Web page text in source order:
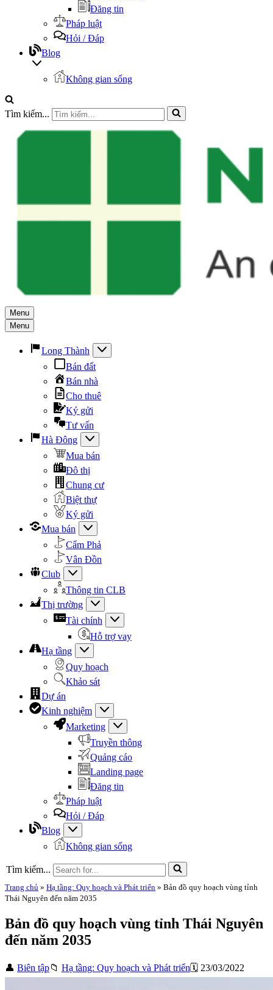
Đăng tin
Pháp luật
Hỏi / Đáp
Blog
Không gian sống
Tìm kiếm...
Menu
Menu
Long Thành
Bán đất
Bán nhà
Cho thuê
Ký gửi
Tư vấn
Hà Đông
Mua bán
Đô thị
Chung cư
Biệt thự
Ký gửi
Mua bán
Cẩm Phả
Vân Đồn
Club
Thông tin CLB
Thị trường
Tài chính
Hỗ trợ vay
Hạ tầng
Quy hoạch
Khảo sát
Dự án
Kinh nghiệm
Marketing
Truyền thông
Quảng cáo
Landing page
Đăng tin
Pháp luật
Hỏi / Đáp
Blog
Không gian sống
Tìm kiếm...
Trang chủ » Hạ tầng: Quy hoạch và Phát triển » Bản đồ quy hoạch vùng tỉnh
Thái Nguyên đến năm 2035
Bản đồ quy hoạch vùng tỉnh Thái Nguyên
đến năm 2035
👤 Biên tập📁 Hạ tầng: Quy hoạch và Phát triển🗓️ 23/03/2022